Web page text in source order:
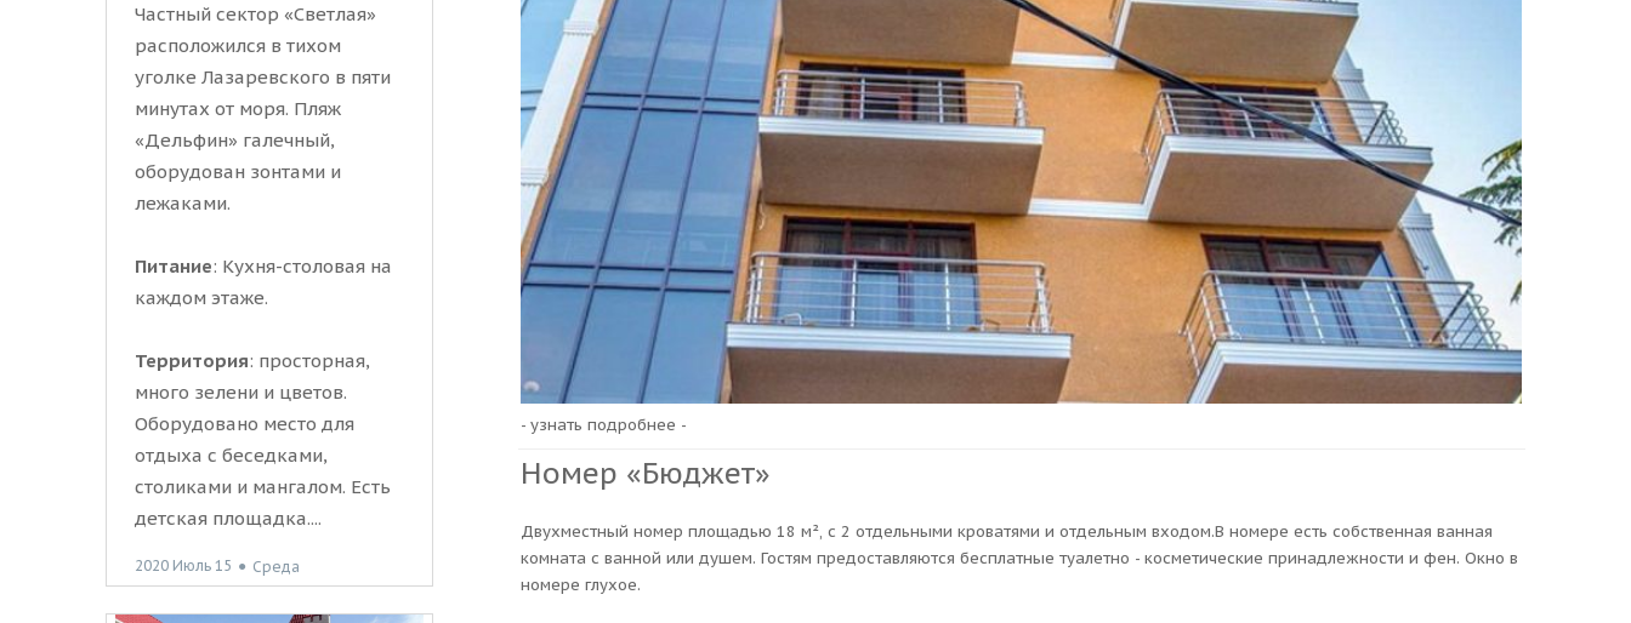
- узнать подробнее -
Номер «Бюджет»
Двухместный номер площадью 18 м², с 2 отдельными кроватями и отдельным входом.В номере есть собственная ванная
комната с ванной или душем. Гостям предоставляются бесплатные туалетно - косметические принадлежности и фен. Окно в
номере глухое.
Частный сектор «Светлая»
расположился в тихом
уголке Лазаревского в пяти
минутах от моря. Пляж
«Дельфин» галечный,
оборудован зонтами и
лежаками.
Питание: Кухня-столовая на
каждом этаже.
Территория: просторная,
много зелени и цветов.
Оборудовано место для
отдыха с беседками,
столиками и мангалом. Есть
детская площадка....
2020 Июль 15 ● Среда